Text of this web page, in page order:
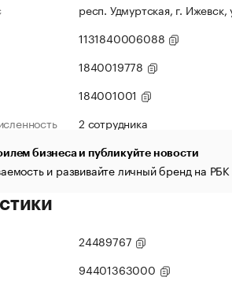
респ. Удмуртская, г.
1131840006088
1840019778
184001001
2 сотрудника
бизнеса и публикуйте новости
и развивайте личный бренд на РБК
24489767
94401363000